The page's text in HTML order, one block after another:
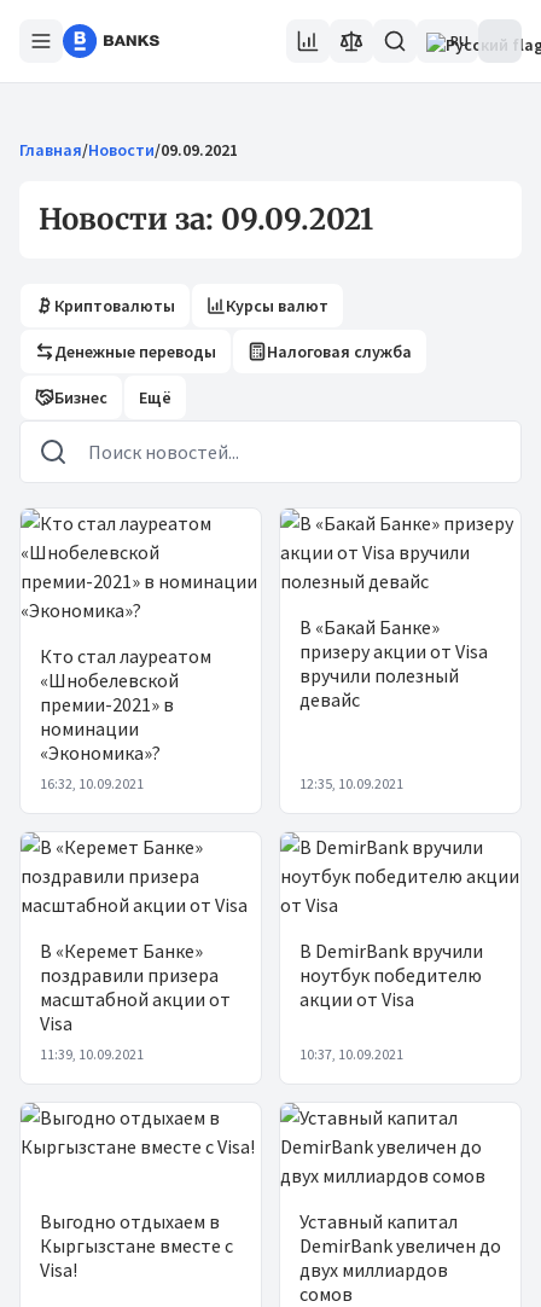
RU
Главная/Новости/09.09.2021
Новости за: 09.09.2021
Криптовалюты Курсы валют
Денежные переводы Налоговая служба
Бизнес Ещё
Новости
Кто стал лауреатом
«Шнобелевской
премии-2021» в
номинации
«Экономика»?
16:32, 10.09.2021
В «Бакай Банке»
призеру акции от Visa
вручили полезный
девайс
12:35, 10.09.2021
В «Керемет Банке»
поздравили призера
масштабной акции от
Visa
11:39, 10.09.2021
В DemirBank вручили
ноутбук победителю
акции от Visa
10:37, 10.09.2021
Выгодно отдыхаем в
Кыргызстане вместе с
Visa! ⁣⁣⠀
Уставный капитал
DemirBank увеличен до
двух миллиардов
сомов